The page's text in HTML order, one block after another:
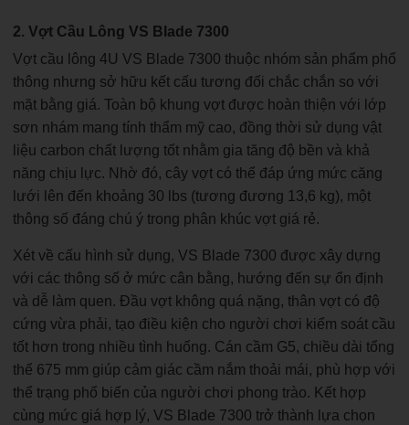
2. Vợt Cầu Lông VS Blade 7300
Vợt cầu lông 4U VS Blade 7300 thuộc nhóm sản phẩm phổ
thông nhưng sở hữu kết cấu tương đối chắc chắn so với
mặt bằng giá. Toàn bộ khung vợt được hoàn thiện với lớp
sơn nhám mang tính thẩm mỹ cao, đồng thời sử dụng vật
liệu carbon chất lượng tốt nhằm gia tăng độ bền và khả
năng chịu lực. Nhờ đó, cây vợt có thể đáp ứng mức căng
lưới lên đến khoảng 30 lbs (tương đương 13,6 kg), một
thông số đáng chú ý trong phân khúc vợt giá rẻ.
Xét về cấu hình sử dụng, VS Blade 7300 được xây dựng
với các thông số ở mức cân bằng, hướng đến sự ổn định
và dễ làm quen. Đầu vợt không quá nặng, thân vợt có độ
cứng vừa phải, tạo điều kiện cho người chơi kiểm soát cầu
tốt hơn trong nhiều tình huống. Cán cầm G5, chiều dài tổng
thể 675 mm giúp cảm giác cầm nắm thoải mái, phù hợp với
thể trạng phổ biến của người chơi phong trào. Kết hợp
cùng mức giá hợp lý, VS Blade 7300 trở thành lựa chọn